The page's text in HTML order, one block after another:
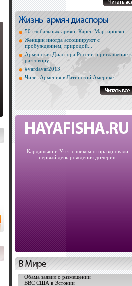
50 глобальных армян: Карен Мартиросян
Женщин иногда ассоциируют с
пробуждением, природой...
Армянская Диаспора России: приглашение к
разговору
#vardavar2013
Чили: Армения в Латинской Америке
Кардашьян и Уэст с шиком отпраздновали
первый день рождения дочериn
Обама заявил о размещении
ВВС США в Эстонии